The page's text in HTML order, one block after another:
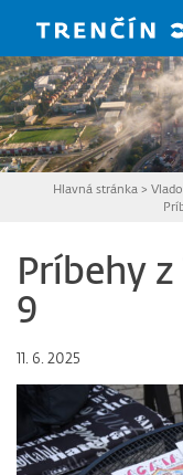
Hlavná stránka >
Príbehy
9
11. 6. 2025